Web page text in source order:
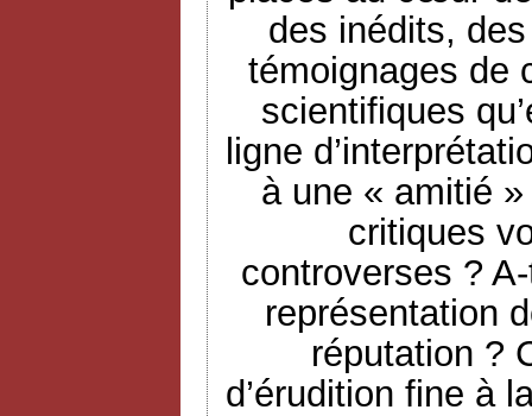
des inédits,
témoignages de
scientifiques
ligne
à une « amitié
critiques
controverses ?
représentation
réputation ?
d’érudition fine à